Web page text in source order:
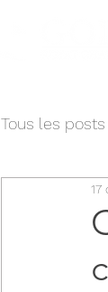
Tous les posts
17